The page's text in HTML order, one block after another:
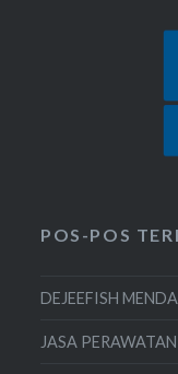
POS-POS
DEJEEFISH
JASA